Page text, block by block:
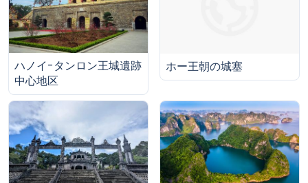
ハノイ-タンロン王城遺跡
中心地区
ホー王朝の城塞